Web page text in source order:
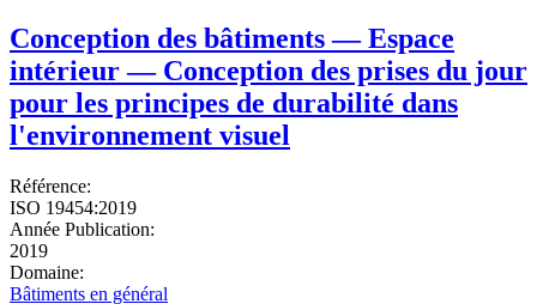
Conception des bâtiments — Espace
intérieur — Conception des prises du jour
pour les principes de durabilité dans
l'environnement visuel
Référence:
ISO 19454:2019
Année Publication:
2019
Domaine:
Bâtiments en général